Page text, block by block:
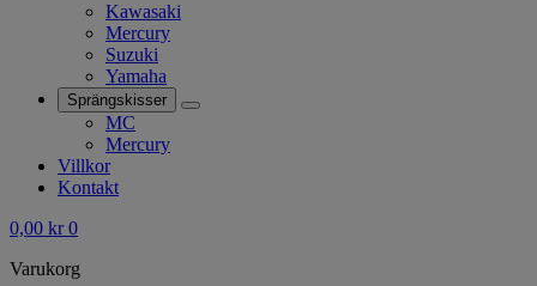
Kawasaki
Mercury
Suzuki
Yamaha
Sprängskisser
MC
Mercury
Villkor
Kontakt
0,00 kr 0
Varukorg